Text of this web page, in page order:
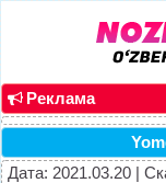
Реклама
Дата: 2021.03.20 |